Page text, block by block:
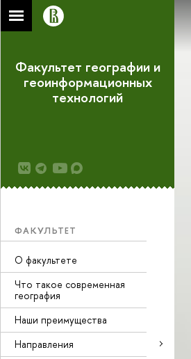
Факультет географии и
геоинформационных
технологий
ФАКУЛЬТЕТ
О факультете
Что такое современная
география
Наши преимущества
Направления